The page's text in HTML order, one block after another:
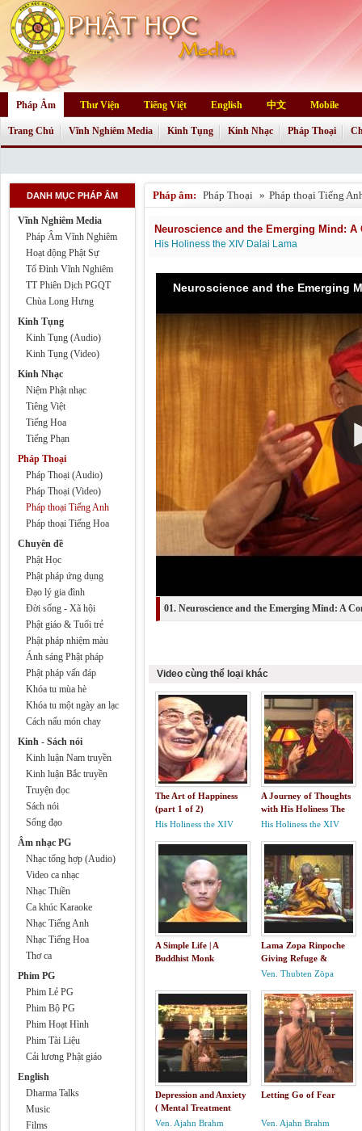
Pháp Âm Thư Viện Tiếng Việt English 中文 Mobile
Trang Chủ Vĩnh Nghiêm Media Kinh Tụng Kinh Nhạc Pháp Thoại
DANH MỤC PHÁP ÂM
Vĩnh Nghiêm Media
Pháp Âm Vĩnh Nghiêm
Hoạt động Phật Sự
Tổ Đình Vĩnh Nghiêm
TT Phiên Dịch PGQT
Chùa Long Hưng
Kinh Tụng
Kinh Tụng (Audio)
Kinh Tụng (Video)
Kinh Nhạc
Niệm Phật nhạc
Tiêng Việt
Tiếng Hoa
Tiếng Phạn
Pháp Thoại
Pháp Thoại (Audio)
Pháp Thoại (Video)
Pháp thoại Tiếng Anh
Pháp thoại Tiếng Hoa
Chuyên đề
Phật Học
Phật pháp ứng dụng
Đạo lý gia đình
Đời sống - Xã hội
Phật giáo & Tuổi trẻ
Phật pháp nhiệm màu
Ánh sáng Phật pháp
Phật pháp vấn đáp
Khóa tu mùa hè
Khóa tu một ngày an lạc
Cách nấu món chay
Kinh - Sách nói
Kinh luận Nam truyền
Kinh luận Bắc truyền
Truyện đọc
Sách nói
Sống đạo
Âm nhạc PG
Nhạc tổng hợp (Audio)
Video ca nhạc
Nhạc Thiền
Ca khúc Karaoke
Nhạc Tiếng Anh
Nhạc Tiếng Hoa
Thơ ca
Phim PG
Phim Lẻ PG
Phim Bộ PG
Phim Hoạt Hình
Phim Tài Liệu
Cải lương Phật giáo
English
Dharma Talks
Music
Films
Pháp âm: Pháp Thoại » Pháp thoại Tiếng
Neuroscience and the Emerging Mind:
His Holiness the XIV Dalai Lama
01. Neuroscience and the Emerging Mind: A
Video cùng thể loại khác
The Art of Happiness
(part 1 of 2)
His Holiness the XIV
A Journey of Thoughts
with His Holiness The
Dalai Lama
His Holiness the XIV
A Simple Life | A
Buddhist Monk
Lama Zopa Rinpoche
Giving Refuge &
Teaching On Emptiness
Ven. Thubten Zöpa
Depression and Anxiety
( Mental Treatment
symptoms causes signs
Ven. Ajahn Brahm
Letting Go of Fear
Ven. Ajahn Brahm